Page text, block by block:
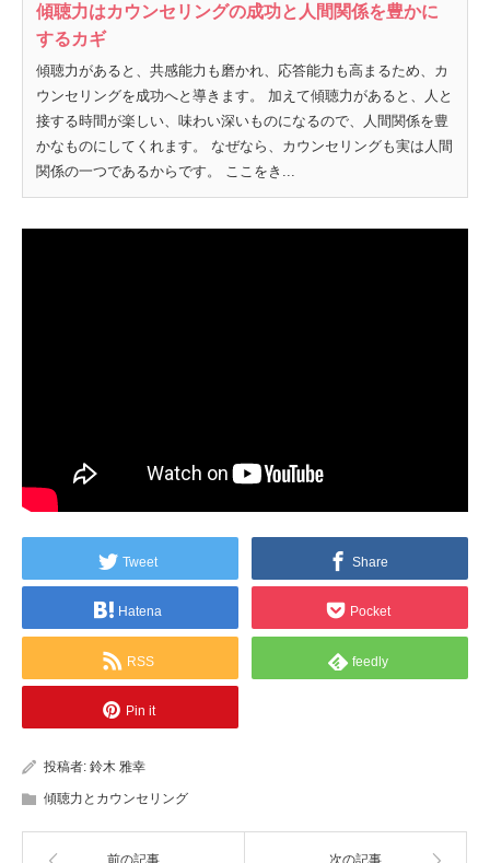
傾聴力はカウンセリングの成功と人間関係を豊かに
するカギ
傾聴力があると、共感能力も磨かれ、応答能力も高まるため、カ
ウンセリングを成功へと導きます。 加えて傾聴力があると、人と
接する時間が楽しい、味わい深いものになるので、人間関係を豊
かなものにしてくれます。 なぜなら、カウンセリングも実は人間
関係の一つであるからです。 ここをき...
Tweet Share
Hatena Pocket
RSS feedly
Pin it
投稿者: 鈴木 雅幸
傾聴力とカウンセリング
前の記事 次の記事